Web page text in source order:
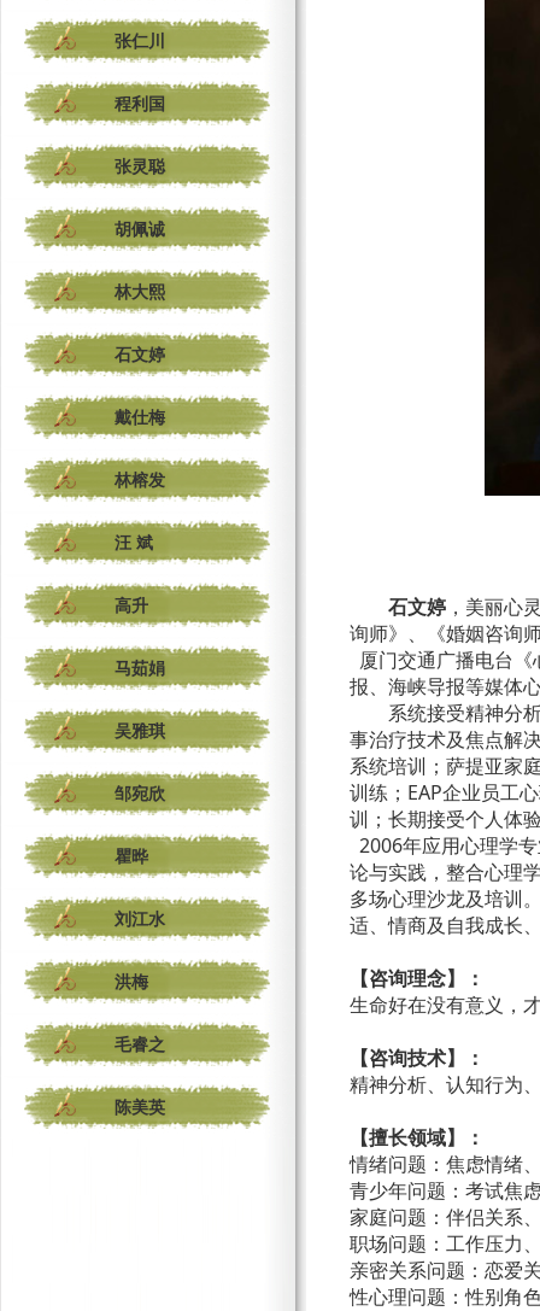
张仁川
程利国
张灵聪
胡佩诚
林大熙
石文婷
戴仕梅
林榕发
汪 斌
高升
马茹娟
吴雅琪
邹宛欣
瞿晔
刘江水
洪梅
毛睿之
陈美英
石文婷 ，美丽心
询师》、《婚姻咨询
厦门交通广播电台
报、海峡导报等媒体
系统接受精神分
事治疗技术及焦点解
系统培训；萨提亚家
训练；EAP企业员工
训；长期接受个人体
2006年应用心理学
论与实践，整合心理
多场心理沙龙及培训
适、情商及自我成长
【咨询理念】
：
生命好在没有意义，
【咨询技术】
：
精神分析、认知行为
【擅长领域】
：
情绪问题：焦虑情绪
青少年问题：考试焦
家庭问题：伴侣关系
职场问题：工作压力
亲密关系问题：恋爱
性心理问题：性别角